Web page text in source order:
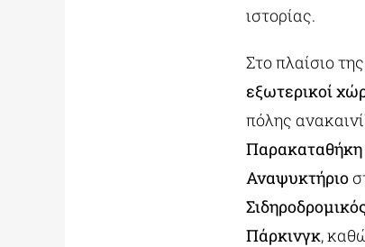
ιστορίας.
Στο πλαίσιο
εξωτερικοί
πόλης
Παρακαταθήκη
Αναψυκτήριο
Πάρκινγκ,